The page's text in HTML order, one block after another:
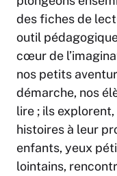
des fiches de
outil
cœur de
nos petits
démarche, nos
lire ; ils
histoires à leur
enfants, yeux
lointains,